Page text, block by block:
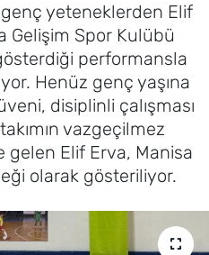
genç yeteneklerden Elif
Gelişim Spor Kulübü
performansla
Henüz genç yaşına
disiplinli çalışması
vazgeçilmez
gelen Elif Erva, Manisa
olarak gösteriliyor.